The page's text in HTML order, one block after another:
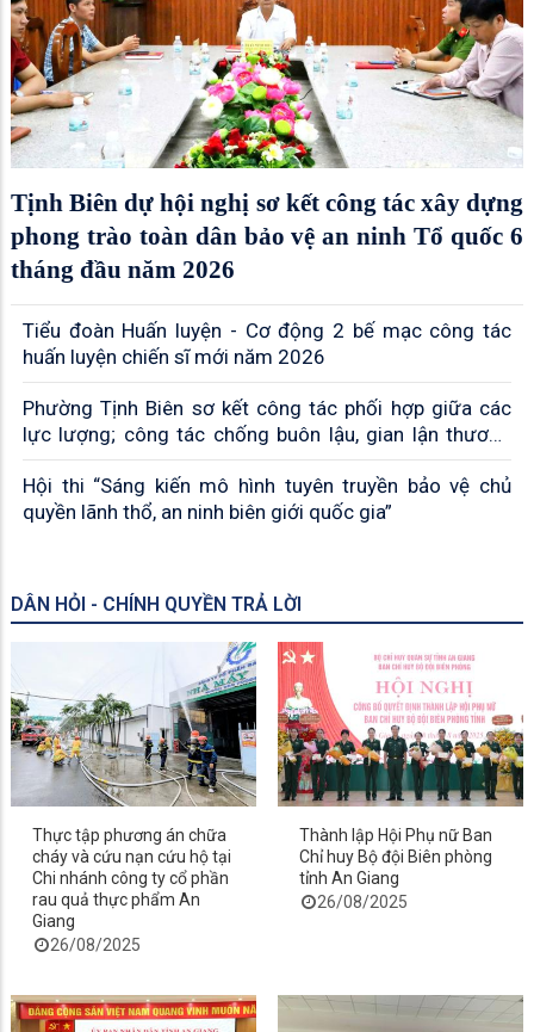
Tịnh Biên dự hội nghị sơ kết công tác xây dựng
phong trào toàn dân bảo vệ an ninh Tổ quốc 6
tháng đầu năm 2026
Tiểu đoàn Huấn luyện - Cơ động 2 bế mạc công tác
huấn luyện chiến sĩ mới năm 2026
Phường Tịnh Biên sơ kết công tác phối hợp giữa các
lực lượng; công tác chống buôn lậu, gian lận thương
mại và hàng giả
Hội thi “Sáng kiến mô hình tuyên truyền bảo vệ chủ
quyền lãnh thổ, an ninh biên giới quốc gia”
DÂN HỎI - CHÍNH QUYỀN TRẢ LỜI
Thực tập phương án chữa
cháy và cứu nạn cứu hộ tại
Chi nhánh công ty cổ phần
rau quả thực phẩm An
Giang
26/08/2025
Thành lập Hội Phụ nữ Ban
Chỉ huy Bộ đội Biên phòng
tỉnh An Giang
26/08/2025